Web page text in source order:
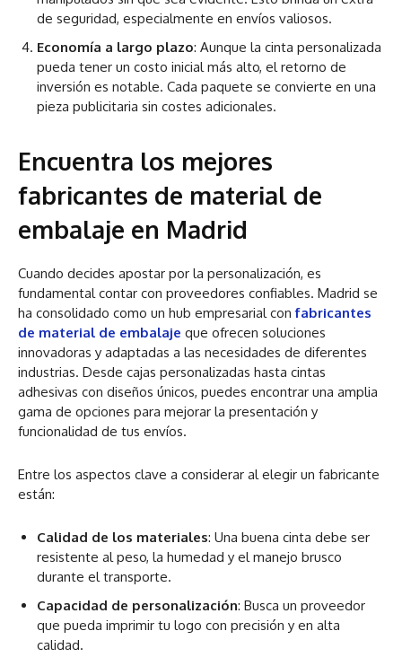
de seguridad, especialmente en envíos valiosos.
Economía a largo plazo: Aunque la cinta personalizada
pueda tener un costo inicial más alto, el retorno de
inversión es notable. Cada paquete se convierte en una
pieza publicitaria sin costes adicionales.
Encuentra los mejores
fabricantes de material de
embalaje en Madrid
Cuando decides apostar por la personalización, es
fundamental contar con proveedores confiables. Madrid se
ha consolidado como un hub empresarial confabricantes
de material de embalaje que ofrecen soluciones
innovadoras y adaptadas a las necesidades de diferentes
industrias. Desde cajas personalizadas hasta cintas
adhesivas con diseños únicos, puedes encontrar una amplia
gama de opciones para mejorar la presentación y
funcionalidad de tus envíos.
Entre los aspectos clave a considerar al elegir un fabricante
están:
Calidad de los materiales: Una buena cinta debe ser
resistente al peso, la humedad y el manejo brusco
durante el transporte.
Capacidad de personalización: Busca un proveedor
que pueda imprimir tu logo con precisión y en alta
calidad.